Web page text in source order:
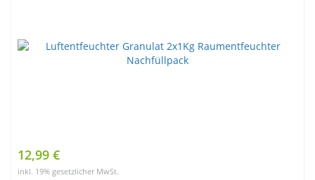
12,99 €
inkl. 19% gesetzlicher MwSt.